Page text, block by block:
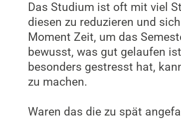
Das Studium ist oft mit viel
diesen zu reduzieren und
Moment Zeit, um das
bewusst, was gut gelaufen
besonders gestresst hat,
zu machen.
Waren das die zu spät